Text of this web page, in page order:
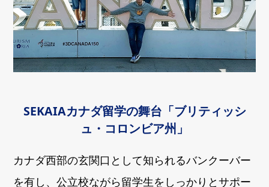
SEKAIAカナダ留学の舞台「ブリティッシ
ュ・コロンビア州」
カナダ西部の玄関口として知られるバンクーバー
を有し、公立校ながら留学生をしっかりとサポー